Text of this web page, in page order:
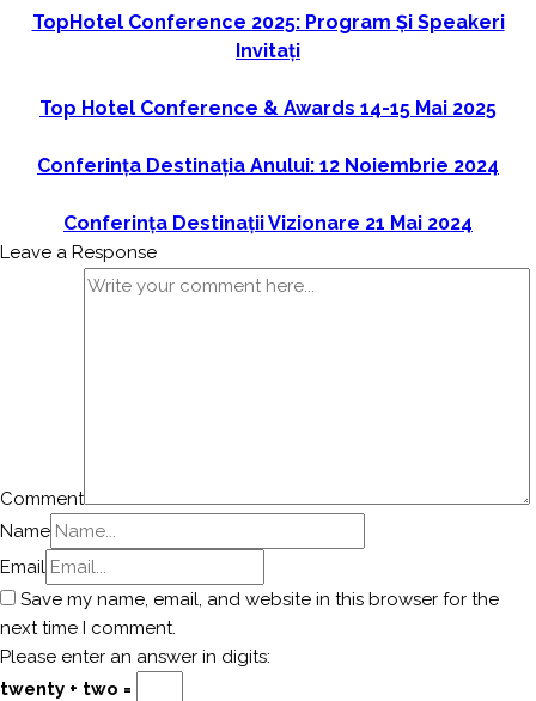
TopHotel Conference 2025: Program Și Speakeri
Invitați
Top Hotel Conference & Awards 14-15 Mai 2025
Conferința Destinația Anului: 12 Noiembrie 2024
Conferința Destinații Vizionare 21 Mai 2024
Leave a Response
Comment
Name
Email
Save my name, email, and website in this browser for the
next time I comment.
Please enter an answer in digits:
twenty + two =